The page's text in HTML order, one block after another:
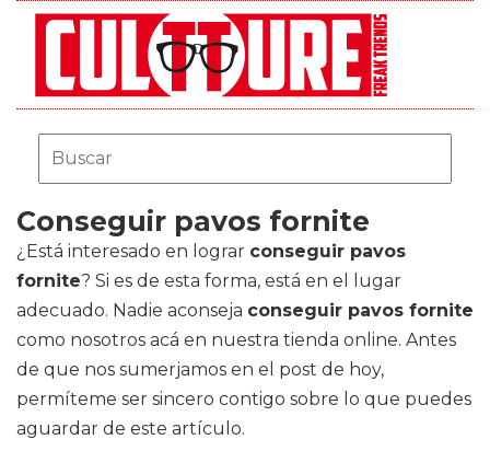
Conseguir pavos fornite
¿Está interesado en lograr conseguir pavos
fornite? Si es de esta forma, está en el lugar
adecuado. Nadie aconseja conseguir pavos fornite
como nosotros acá en nuestra tienda online. Antes
de que nos sumerjamos en el post de hoy,
permíteme ser sincero contigo sobre lo que puedes
aguardar de este artículo.